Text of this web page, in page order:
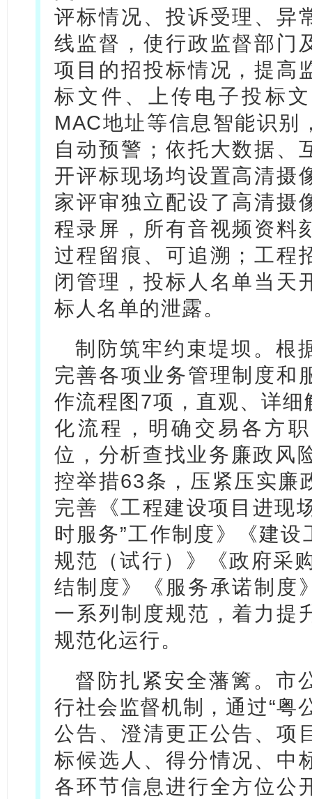
评标情况、投诉受理、异
线监督，使行政监督部门
项目的招投标情况，提高
标文件、上传电子投标
MAC地址等信息智能识别
自动预警；依托大数据、
开评标现场均设置高清摄
家评审独立配设了高清摄
程录屏，所有音视频资料
过程留痕、可追溯；工程
闭管理，投标人名单当天
标人名单的泄露。
制防筑牢约束堤坝。根
完善各项业务管理制度和
作流程图7项，直观、详
化流程，明确交易各方
位，分析查找业务廉政风
控举措63条，压紧压实廉
完善《工程建设项目进现
时服务”工作制度》《建
规范（试行）》《政府采
结制度》《服务承诺制度
一系列制度规范，着力提
规范化运行。
督防扎紧安全藩篱。市
行社会监督机制，通过“粤
公告、澄清更正公告、项
标候选人、得分情况、中
各环节信息进行全方位公